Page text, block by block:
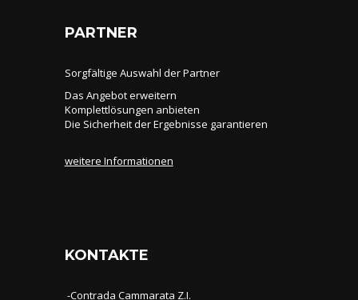
PARTNER
Sorgfältige Auswahl der Partner
Das Angebot erweitern
Komplettlösungen anbieten
Die Sicherheit der Ergebnisse garantieren
weitere Informationen
KONTAKTE
-Contrada Cammarata Z.I.